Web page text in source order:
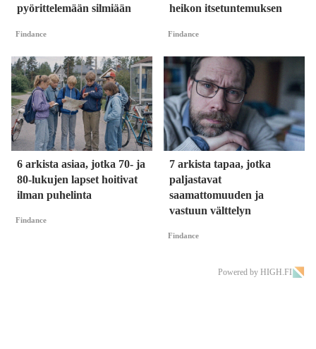
pyörittelemään silmiään
Findance
heikon itsetuntemuksen
Findance
6 arkista asiaa, jotka 70- ja
80-lukujen lapset hoitivat
ilman puhelinta
Findance
7 arkista tapaa, jotka
paljastavat
saamattomuuden ja
vastuun välttelyn
Findance
Powered by HIGH.FI